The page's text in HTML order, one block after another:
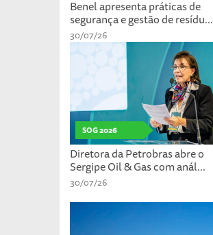
Benel apresenta práticas de
segurança e gestão de resídu...
30/07/26
SOG 2026
Diretora da Petrobras abre o
Sergipe Oil & Gas com anál...
30/07/26